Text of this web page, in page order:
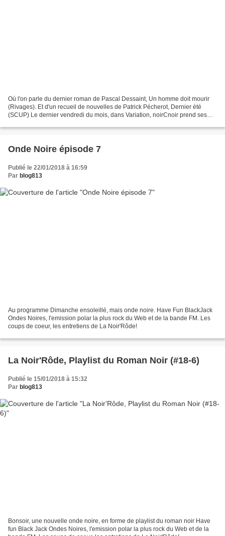
Où l'on parle du dernier roman de Pascal Dessaint, Un homme doit mourir
(Rivages). Et d'un recueil de nouvelles de Patrick Pécherot, Dernier été
(SCUP) Le dernier vendredi du mois, dans Variation, noirCnoir prend ses
Onde Noire épisode 7
Publié le 22/01/2018 à 16:59
Par blog813
Au programme Dimanche ensoleillé, mais onde noire. Have Fun BlackJack
Ondes Noires, l'emission polar la plus rock du Web et de la bande FM. Les
coups de coeur, les entretiens de La Noir'Rôde!
La Noir'Rôde, Playlist du Roman Noir (#18-6)
Publié le 15/01/2018 à 15:32
Par blog813
Bonsoir, une nouvelle onde noire, en forme de playlist du roman noir Have
fun Black Jack Ondes Noires, l'emission polar la plus rock du Web et de la